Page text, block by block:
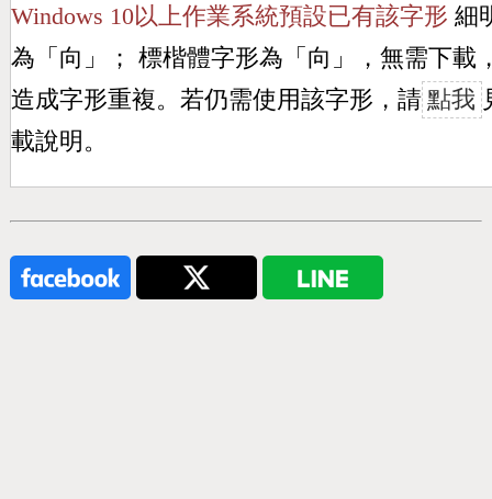
Windows 10以上作業系統預設已有該字形 細
為「 向 」； 標楷體字形為「 向 」，無需下載
造成字形重複。若仍需使用該字形，請 點我
載說明。